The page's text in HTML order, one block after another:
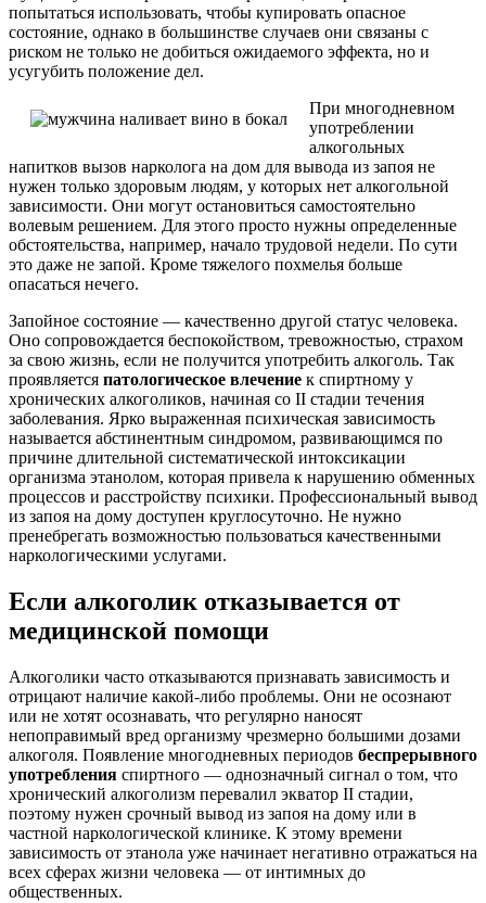
попытаться использовать, чтобы купировать опасное
состояние, однако в большинстве случаев они связаны с
риском не только не добиться ожидаемого эффекта, но и
усугубить положение дел.
При многодневном
употреблении
алкогольных
напитков вызов нарколога на дом для вывода из запоя не
нужен только здоровым людям, у которых нет алкогольной
зависимости. Они могут остановиться самостоятельно
волевым решением. Для этого просто нужны определенные
обстоятельства, например, начало трудовой недели. По сути
это даже не запой. Кроме тяжелого похмелья больше
опасаться нечего.
Запойное состояние — качественно другой статус человека.
Оно сопровождается беспокойством, тревожностью, страхом
за свою жизнь, если не получится употребить алкоголь. Так
проявляется патологическое влечение к спиртному у
хронических алкоголиков, начиная со II стадии течения
заболевания. Ярко выраженная психическая зависимость
называется абстинентным синдромом, развивающимся по
причине длительной систематической интоксикации
организма этанолом, которая привела к нарушению обменных
процессов и расстройству психики. Профессиональный вывод
из запоя на дому доступен круглосуточно. Не нужно
пренебрегать возможностью пользоваться качественными
наркологическими услугами.
Если алкоголик отказывается от
медицинской помощи
Алкоголики часто отказываются признавать зависимость и
отрицают наличие какой-либо проблемы. Они не осознают
или не хотят осознавать, что регулярно наносят
непоправимый вред организму чрезмерно большими дозами
алкоголя. Появление многодневных периодов беспрерывного
употребления спиртного — однозначный сигнал о том, что
хронический алкоголизм перевалил экватор II стадии,
поэтому нужен срочный вывод из запоя на дому или в
частной наркологической клинике. К этому времени
зависимость от этанола уже начинает негативно отражаться на
всех сферах жизни человека — от интимных до
общественных.